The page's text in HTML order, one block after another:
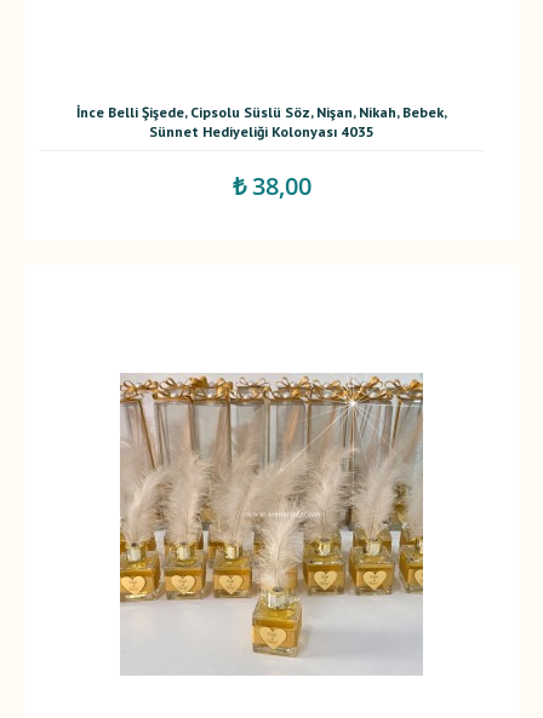
İnce Belli Şişede, Cipsolu Süslü Söz, Nişan, Nikah, Bebek,
Sünnet Hediyeliği Kolonyası 4035
₺ 38,00